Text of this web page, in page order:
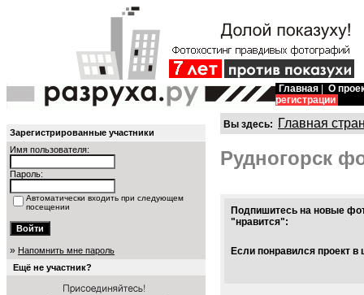
Главная
О
регистрации
Зарегистрированные участники
Имя пользователя:
Пароль:
Автоматически входить при следующем
посещении
» Напомнить мне пароль
Ещё не участник?
Вы здесь: Главная
Рудногорск
Подпишитесь на новые
"нравится":
Если понравился проект